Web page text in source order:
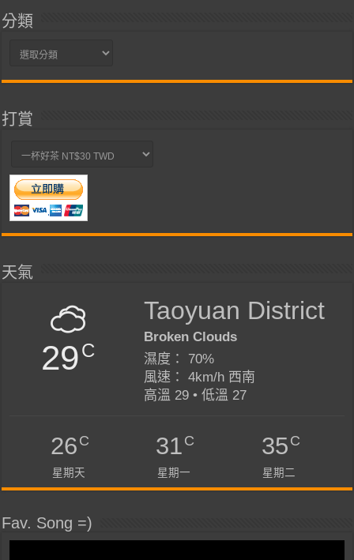
分類
分
打賞
天氣
29C
Taoyuan District
Broken Clouds
濕度： 70%
風速： 4km/h 西南
高溫 29 • 低溫 27
26C
星期天
31C
星期一
35C
星期二
Fav. Song =)